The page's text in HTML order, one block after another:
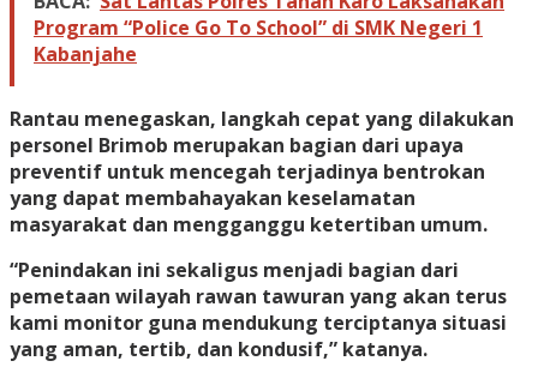
Program “Police Go To School” di SMK Negeri 1
Kabanjahe
Rantau menegaskan, langkah cepat yang dilakukan
personel Brimob merupakan bagian dari upaya
preventif untuk mencegah terjadinya bentrokan
yang dapat membahayakan keselamatan
masyarakat dan mengganggu ketertiban umum.
“Penindakan ini sekaligus menjadi bagian dari
pemetaan wilayah rawan tawuran yang akan terus
kami monitor guna mendukung terciptanya situasi
yang aman, tertib, dan kondusif,” katanya.